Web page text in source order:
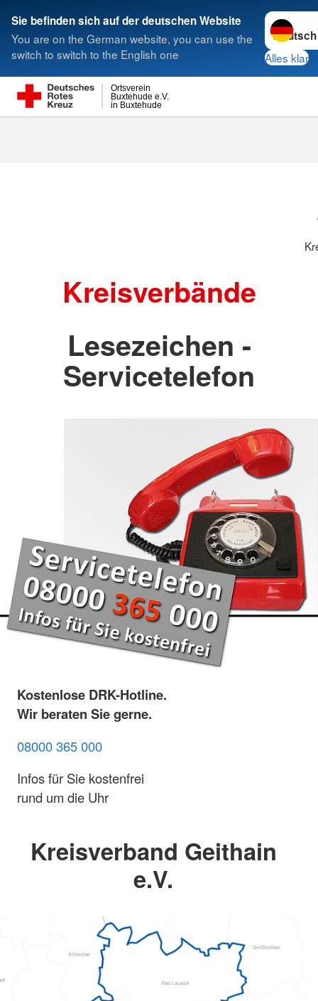
Sie befinden sich auf der deutschen Website
You are on the German website, you can use the
switch to switch to the English one
Sprache
Alles klar
in Buxtehude
Buxtehude e.V.
Ortsverein
Suche
Kreisverbände
Lesezeichen -
Servicetelefon
Kostenlose DRK-Hotline.
Wir beraten Sie gerne.
08000 365 000
Infos für Sie kostenfrei
rund um die Uhr
Kreisverband Geithain
e.V.